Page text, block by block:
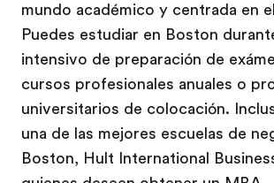
mundo académico y centrada en
Puedes estudiar en Boston
intensivo de preparación de
cursos profesionales anuales o
universitarios de colocación.
una de las mejores escuelas de
Boston, Hult International